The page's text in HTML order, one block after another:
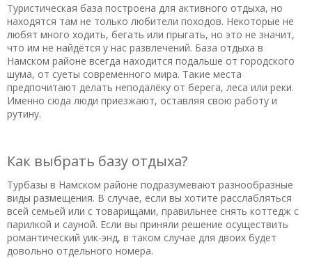
Туристическая база построена для активного отдыха, но
находятся там не только любители походов. Некоторые не
любят много ходить, бегать или прыгать, но это не значит,
что им не найдётся у нас развлечений. База отдыха в
Намском районе всегда находится подальше от городского
шума, от суеты современного мира. Такие места
предпочитают делать неподалёку от берега, леса или реки.
Именно сюда люди приезжают, оставляя свою работу и
рутину.
Как выбрать базу отдыха?
Турбазы в Намском районе подразумевают разнообразные
виды размещения. В случае, если вы хотите расслабляться
всей семьей или с товарищами, правильнее снять коттедж с
парилкой и сауной. Если вы приняли решение осуществить
романтический уик-энд, в таком случае для двоих будет
довольно отдельного номера.